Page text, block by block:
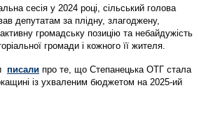
сесія у 2024 році, сільський голова
депутатам за плідну, злагоджену,
громадську позицію та небайдужість
громади і кожного її жителя.
писали про те, що Степанецька ОТГ стала
із ухваленим бюджетом на 2025-ий